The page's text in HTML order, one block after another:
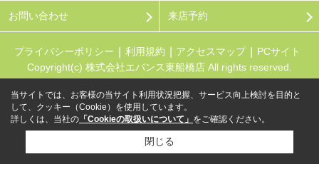
お問い合わせ 来店予約
プライバシーポリシー 利用規約 アクセスマップ
PCサイト
Copyright(c) 株式会社エバンス東船橋店 All rights reserved.
当サイトでは、お客様の当サイト利用状況把握、サービス向上検討を目的と
して、クッキー（Cookie）を使用しています。
詳しくは、当社の 「Cookieの取扱いについて」 をご確認ください。
閉じる